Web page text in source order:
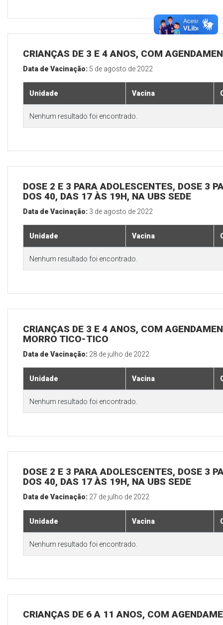
CRIANÇAS DE 3 E 4 ANOS, COM
Data de Vacinação: 5 de agosto de 2022
Unidade Vacina
Nenhum resultado foi encontrado.
DOSE 2 E 3 PARA ADOLESCENTES, DOSE 3
DOS 40, DAS 17 ÀS 19H, NA UBS SEDE
Data de Vacinação: 3 de agosto de 2022
Unidade Vacina
Nenhum resultado foi encontrado.
CRIANÇAS DE 3 E 4 ANOS, COM
MORRO TICO-TICO
Data de Vacinação: 28 de julho de 2022
Unidade Vacina
Nenhum resultado foi encontrado.
DOSE 2 E 3 PARA ADOLESCENTES, DOSE 3
DOS 40, DAS 17 ÀS 19H, NA UBS SEDE
Data de Vacinação: 27 de julho de 2022
Unidade Vacina
Nenhum resultado foi encontrado.
CRIANÇAS DE 6 A 11 ANOS, COM